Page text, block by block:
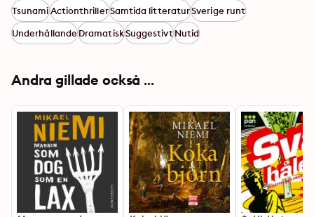
TsunamiActionthrillerSamtida litteraturSverige runt
UnderhållandeDramatiskSuggestivtNutid
Andra gillade också ...